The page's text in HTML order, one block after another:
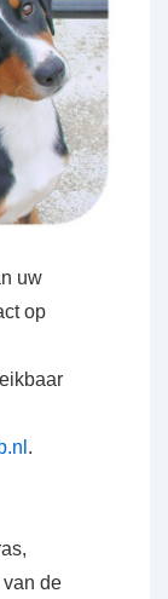
uw
op
.
de